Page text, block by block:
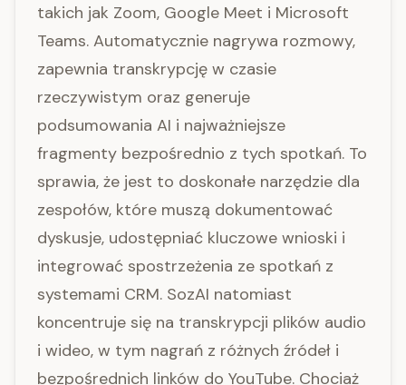
takich jak Zoom, Google Meet i Microsoft
Teams. Automatycznie nagrywa rozmowy,
zapewnia transkrypcję w czasie
rzeczywistym oraz generuje
podsumowania AI i najważniejsze
fragmenty bezpośrednio z tych spotkań. To
sprawia, że jest to doskonałe narzędzie dla
zespołów, które muszą dokumentować
dyskusje, udostępniać kluczowe wnioski i
integrować spostrzeżenia ze spotkań z
systemami CRM. SozAI natomiast
koncentruje się na transkrypcji plików audio
i wideo, w tym nagrań z różnych źródeł i
bezpośrednich linków do YouTube. Chociaż